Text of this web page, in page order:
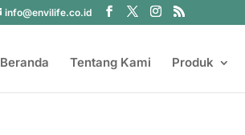
info@envilife.co.id
Beranda Tentang Kami Produk